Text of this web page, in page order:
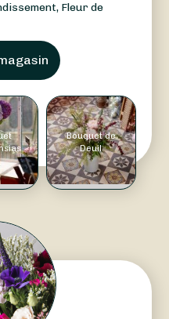
Fleur de
Bouquet de
Deuil